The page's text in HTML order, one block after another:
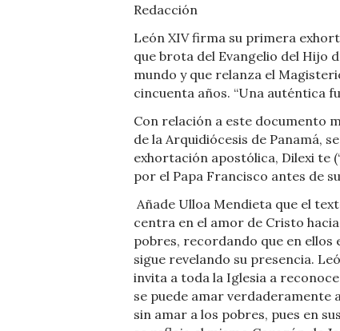
Redacción
León XIV firma su primera
que brota del Evangelio del Hijo
mundo y que relanza el
cincuenta años. “Una auténtica
Con relación a este documento
de la Arquidiócesis de Panamá,
exhortación apostólica, Dilexi te
por el Papa Francisco antes de
Añade Ulloa Mendieta que el
centra en el amor de Cristo
pobres, recordando que en ellos
sigue revelando su presencia.
invita a toda la Iglesia a
se puede amar verdaderamente
sin amar a los pobres, pues en